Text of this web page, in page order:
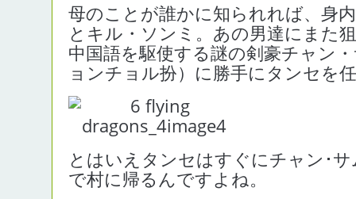
母のことが誰かに知られれば、身
とキル・ソンミ。あの男達にまた
中国語を駆使する謎の剣豪チャン
ョンチョル扮）に勝手にタンセを
とはいえタンセはすぐにチャン･
で村に帰るんですよね。